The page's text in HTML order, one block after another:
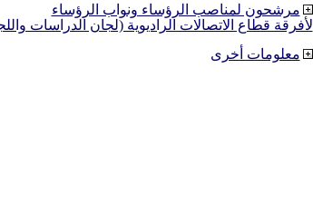
مرشحون لمناصب الرؤساء ونواب الرؤساء
لأفرقة قطاع الاتصالات الراديوية (لجان الدراسات
معلومات أخرى